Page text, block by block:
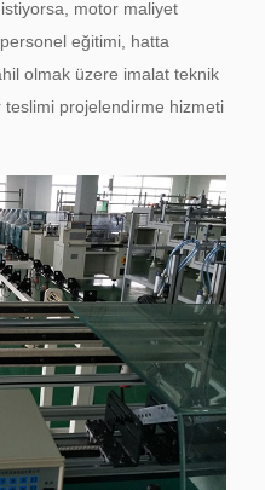
motor maliyet
eğitimi, hatta
olmak üzere imalat teknik
teslimi projelendirme hizmeti